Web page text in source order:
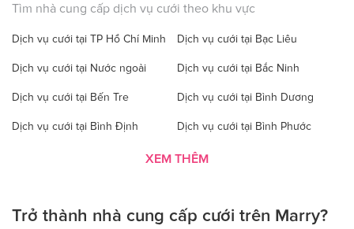
Tìm nhà cung cấp dịch vụ cưới theo khu vực
Dịch vụ cưới tại TP Hồ Chí Minh Dịch vụ cưới tại Bạc Liêu
Dịch vụ cưới tại Nước ngoài Dịch vụ cưới tại Bắc Ninh
Dịch vụ cưới tại Bến Tre Dịch vụ cưới tại Bình Dương
Dịch vụ cưới tại Bình Định Dịch vụ cưới tại Bình Phước
Dịch vụ cưới tại Bình Thuận Dịch vụ cưới tại Cà Mau
Dịch vụ cưới tại Hà Nội Dịch vụ cưới tại Đăk Nông
XEM THÊM
Trở thành nhà cung cấp cưới trên Marry?